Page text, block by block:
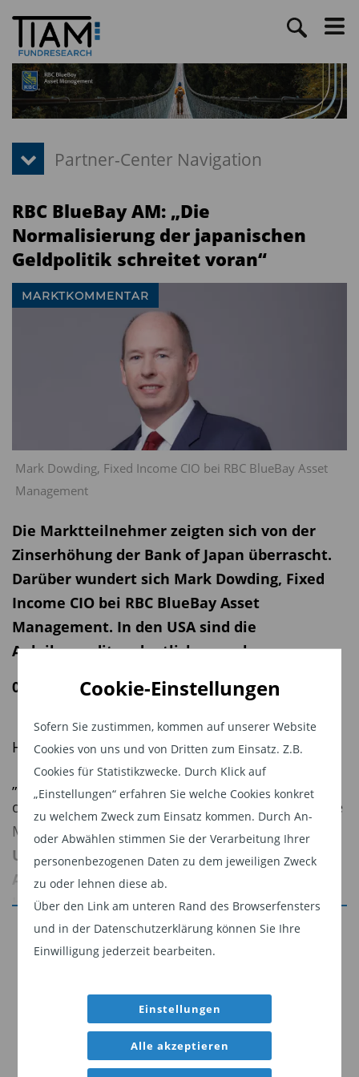
Cookie-Einstellungen
Sofern Sie zustimmen, kommen auf unserer Website
Cookies von uns und von Dritten zum Einsatz. Z.B.
Cookies für Statistikzwecke. Durch Klick auf
„Einstellungen“ erfahren Sie welche Cookies konkret
zu welchem Zweck zum Einsatz kommen. Durch An-
oder Abwählen stimmen Sie der Verarbeitung Ihrer
personenbezogenen Daten zu dem jeweiligen Zweck
zu oder lehnen diese ab.
Über den Link am unteren Rand des Browserfensters
und in der Datenschutzerklärung können Sie Ihre
Einwilligung jederzeit bearbeiten.
Einstellungen
Alle akzeptieren
RBC BlueBay AM: „Die
Normalisierung der japanischen
Geldpolitik schreitet voran“
Mark Dowding, Fixed Income CIO bei RBC BlueBay Asset
Management
MARKTKOMMENTAR
Die Marktteilnehmer zeigten sich von der
Zinserhöhung der Bank of Japan überrascht.
Darüber wundert sich Mark Dowding, Fixed
Income CIO bei RBC BlueBay Asset
Management. In den USA sind die
Anleiherenditen deutlich gesunken.
02.08.2024 | 11:15 Uhr
Hier sein aktueller Marktkommentar:
„Die
der vergangenen Woche
deutlich zurück,
da die
Marktteilnehmernach der
jüngsten Sitzung der
US-Notenbank Federal Reserve (Fed)und den
Arbeitsmarktdaten immer stärker mit
bevorstehenden Zinssenkungrechnen. Die
Renditen 10-jähriger US-Staatsanleihen rutschten
unter 4 Prozent.Das erinnerte an die
Fed-Sitzungangeht, so hat der
Offenmarktausschusswenig über den
künftigen geldpolitischen Kurs verraten.
Jetzt weiterlesen
Dieser Inhalt ist für professionelle Anleger
Sie, dass Sie ein professioneller Anleger sind
und stimmen unsererDatenschutzerklärung
zu.